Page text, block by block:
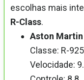
escolhas mais
R-Class.
Aston
Classe: R-925
Velocidade: